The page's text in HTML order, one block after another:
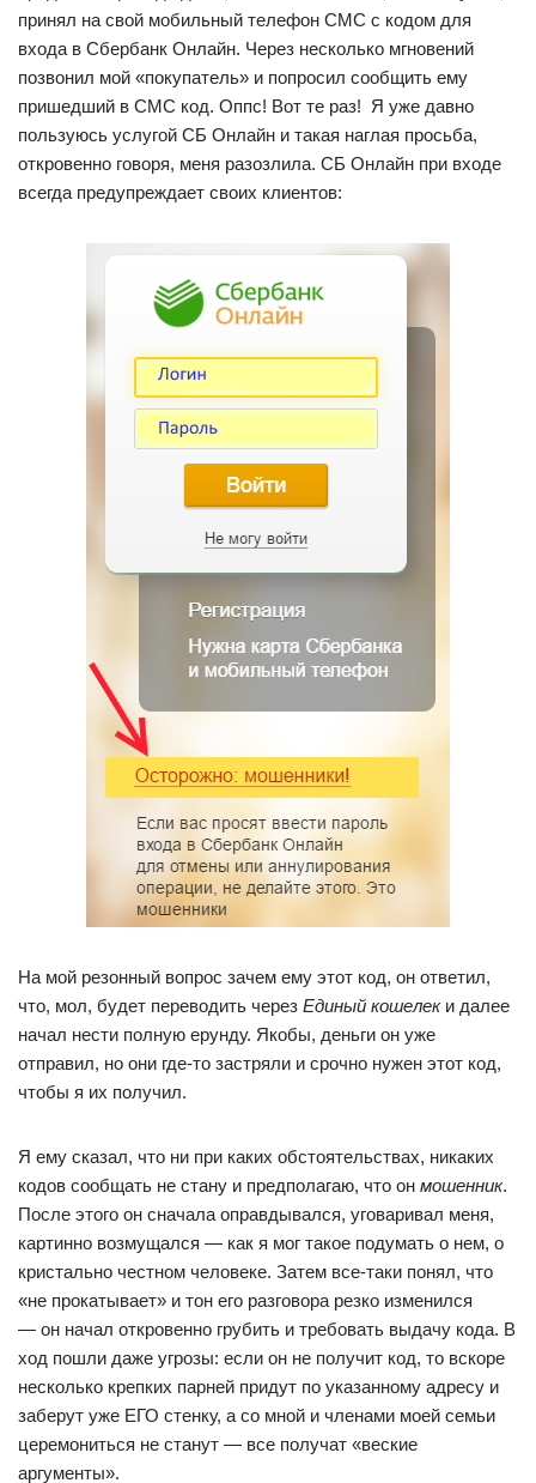
принял на свой мобильный телефон СМС с кодом для
входа в Сбербанк Онлайн. Через несколько мгновений
позвонил мой «покупатель» и попросил сообщить ему
пришедший в СМС код. Оппс! Вот те раз! Я уже давно
пользуюсь услугой СБ Онлайн и такая наглая просьба,
откровенно говоря, меня разозлила. СБ Онлайн при входе
всегда предупреждает своих клиентов:
На мой резонный вопрос зачем ему этот код, он ответил,
что, мол, будет переводить через Единый кошелеки далее
начал нести полную ерунду. Якобы, деньги он уже
отправил, но они где-то застряли и срочно нужен этот код,
чтобы я их получил.
Я ему сказал, что ни при каких обстоятельствах, никаких
кодов сообщать не стану и предполагаю, что он мошенник.
После этого он сначала оправдывался, уговаривал меня,
картинно возмущался — как я мог такое подумать о нем, о
кристально честном человеке. Затем все-таки понял, что
«не прокатывает» и тон его разговора резко изменился
— он начал откровенно грубить и требовать выдачу кода. В
ход пошли даже угрозы: если он не получит код, то вскоре
несколько крепких парней придут по указанному адресу и
заберут уже ЕГО стенку, а со мной и членами моей семьи
церемониться не станут — все получат «веские
аргументы».